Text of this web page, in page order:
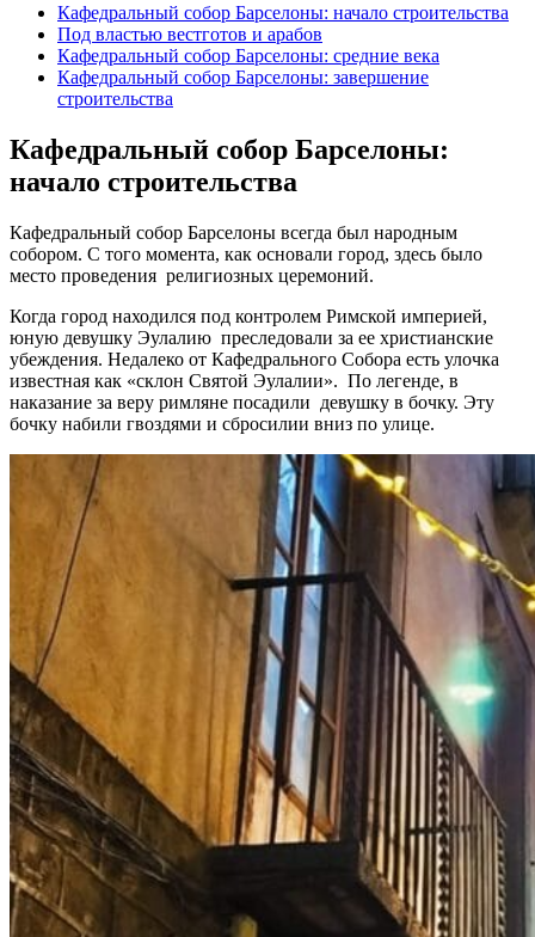
Кафедральный собор Барселоны: начало строительства
Под властью вестготов и арабов
Кафедральный собор Барселоны: средние века
Кафедральный собор Барселоны: завершение
строительства
Кафедральный собор Барселоны:
начало строительства
Кафедральный собор Барселоны всегда был народным
собором. С того момента, как основали город, здесь было
место проведения религиозных церемоний.
Когда город находился под контролем Римской империей,
юную девушку Эулалию преследовали за ее христианские
убеждения. Недалеко от Кафедрального Собора есть улочка
известная как «склон Святой Эулалии». По легенде, в
наказание за веру римляне посадили девушку в бочку. Эту
бочку набили гвоздями и сбросилии вниз по улице.